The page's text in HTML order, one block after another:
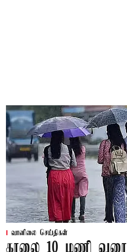
வானிலை செய்திகள்
காலை 10 மணி